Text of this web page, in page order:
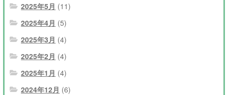
2025年5月 (11)
2025年4月 (5)
2025年3月 (4)
2025年2月 (4)
2025年1月 (4)
2024年12月 (6)